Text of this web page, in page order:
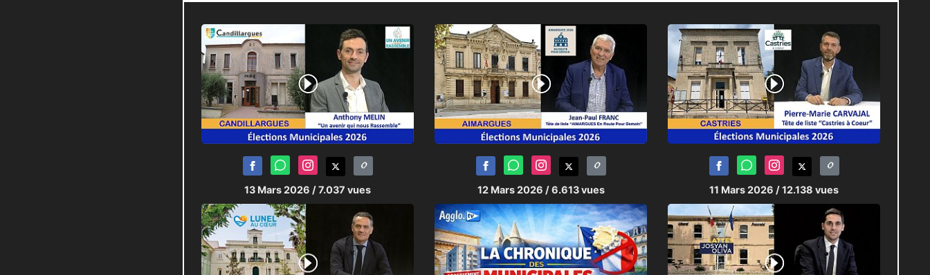
Cette archive prend aujourd’hui une résonance particulière. Elle nous replonge dans
une période où l’avenir politique de Montpellier restait encore à écrire. Les
interrogations de l’époque sont devenues l’histoire d’aujourd’hui.
À travers la rediffusion de ces témoignages, AGGLO.TV poursuit son travail de
mémoire audiovisuelle du territoire : conserver les paroles, les débats et les visions
d’hier pour mieux comprendre les réalités d’aujourd’hui et les enjeux de demain.
***************************
Michaël DELAFOSSE, conseiller municipal de l’opposition à la mairie de Montpellier
13 Mars 2026 / 7.037 vues 12 Mars 2026 / 6.613 vues 11 Mars 2026 / 12.138 vues